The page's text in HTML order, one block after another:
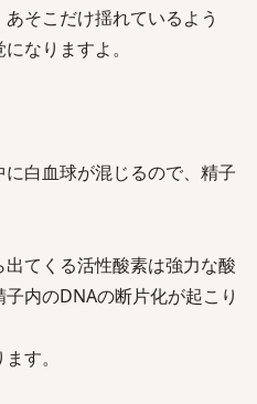
そこだけ揺れているよう
なりますよ。
白血球が混じるので、精子
てくる活性酸素は強力な酸
内のDNAの断片化が起こり
す。